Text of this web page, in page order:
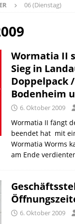
06 (Dienstag)
Wormatia II
Sieg in
Doppelpack
Bodenheim
6. Oktober 2009
Wormatia II fängt
beendet hat  mit
Wormatia Worms
am Ende
6. Oktober 2009